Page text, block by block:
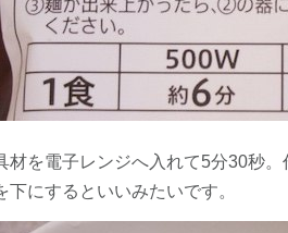
材を電子レンジへ入れて5分30秒
下にするといいみたいです。